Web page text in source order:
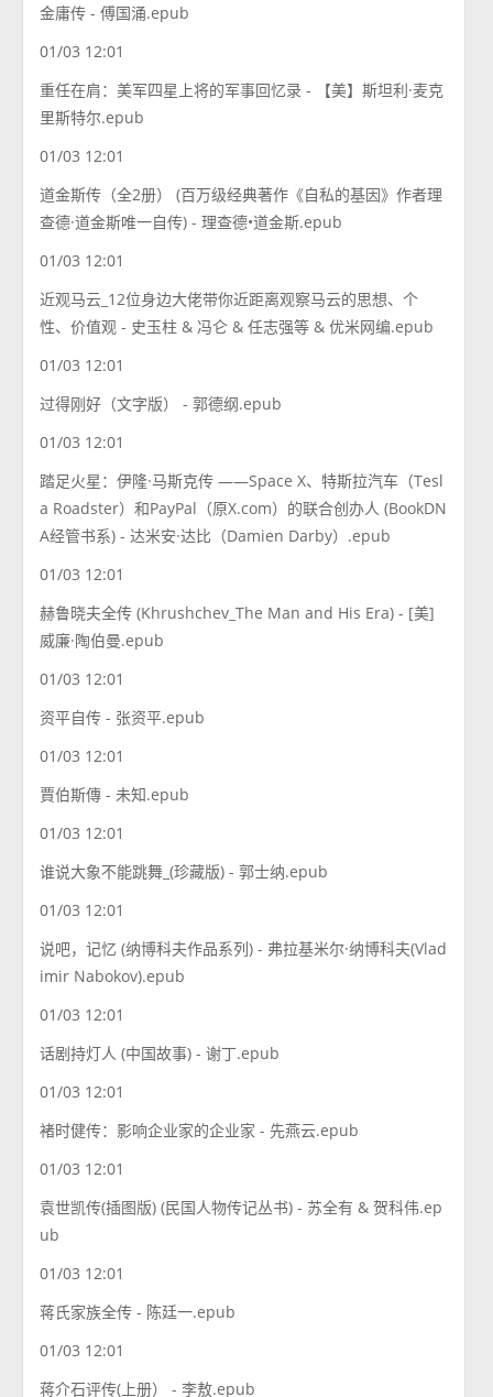
金庸传 - 傅国涌.epub
01/03 12:01
重任在肩：美军四星上将的军事回忆录 - 【美】斯坦利·麦克
里斯特尔.epub
01/03 12:01
道金斯传（全2册） (百万级经典著作《自私的基因》作者理
查德·道金斯唯一自传) - 理查德•道金斯.epub
01/03 12:01
近观马云_12位身边大佬带你近距离观察马云的思想、个
性、价值观 - 史玉柱 & 冯仑 & 任志强等 & 优米网编.epub
01/03 12:01
过得刚好（文字版） - 郭德纲.epub
01/03 12:01
踏足火星：伊隆·马斯克传 ——Space X、特斯拉汽车（Tesl
a Roadster）和PayPal（原X.com）的联合创办人 (BookDN
A经管书系) - 达米安·达比（Damien Darby）.epub
01/03 12:01
赫鲁晓夫全传 (Khrushchev_The Man and His Era) - [美]
威廉·陶伯曼.epub
01/03 12:01
资平自传 - 张资平.epub
01/03 12:01
賈伯斯傳 - 未知.epub
01/03 12:01
谁说大象不能跳舞_(珍藏版) - 郭士纳.epub
01/03 12:01
说吧，记忆 (纳博科夫作品系列) - 弗拉基米尔·纳博科夫(Vlad
imir Nabokov).epub
01/03 12:01
话剧持灯人 (中国故事) - 谢丁.epub
01/03 12:01
褚时健传：影响企业家的企业家 - 先燕云.epub
01/03 12:01
袁世凯传(插图版) (民国人物传记丛书) - 苏全有 & 贺科伟.ep
ub
01/03 12:01
蒋氏家族全传 - 陈廷一.epub
01/03 12:01
蒋介石评传(上册） - 李敖.epub